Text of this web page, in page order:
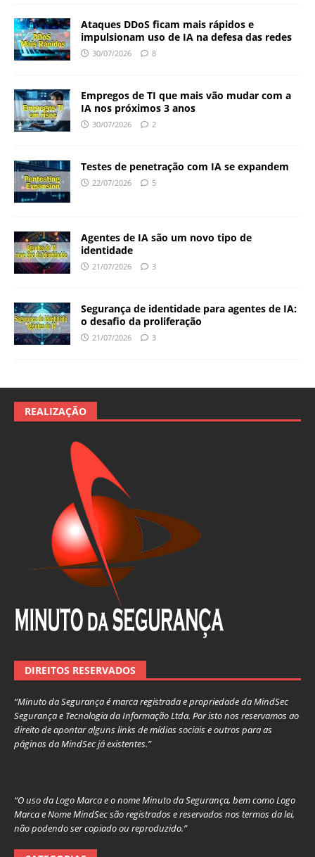
Ataques DDoS ficam mais rápidos e
impulsionam uso de IA na defesa das redes
30/07/2026 8
Empregos de TI que mais vão mudar com a
IA nos próximos 3 anos
30/07/2026 2
Testes de penetração com IA se expandem
22/07/2026 5
Agentes de IA são um novo tipo de
identidade
21/07/2026 3
Segurança de identidade para agentes de IA:
o desafio da proliferação
21/07/2026 3
REALIZAÇÃO
DIREITOS RESERVADOS
“Minuto da Segurança é marca registrada e propriedade da MindSec
Segurança e Tecnologia da Informação Ltda. Por isto nos reservamos ao
direito de apontar alguns links de mídias sociais e outros para as
páginas da MindSec já existentes.”
“O uso da Logo Marca e o nome Minuto da Segurança, bem como Logo
Marca e Nome MindSec são registrados e reservados nos termos da lei,
não podendo ser copiado ou reproduzido.”